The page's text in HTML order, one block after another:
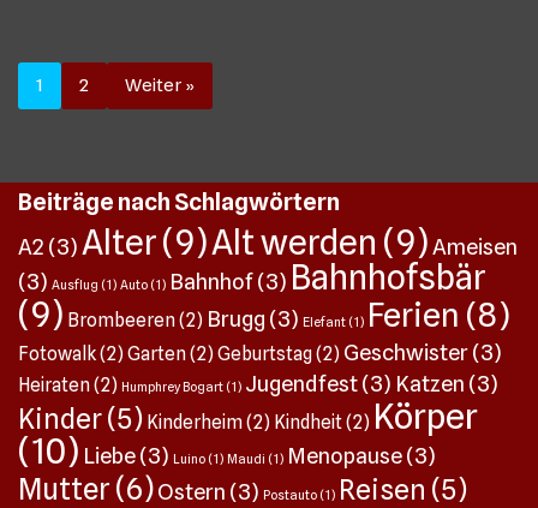
1 2 Weiter »
Beiträge nach Schlagwörtern
A2 (3)Alter(9)Alt werden (9)Ameisen
(3) Ausflug (1) Auto (1) Bahnhof(3) Bahnhofsbär
(9) Brombeeren(2) Brugg (3) Elefant (1) Ferien (8)
Fotowalk(2)Garten(2)Geburtstag(2) Geschwister(3)
Heiraten(2) Humphrey Bogart (1) Jugendfest(3) Katzen (3)
Kinder(5) Kinderheim(2) Kindheit(2) Körper
(10) Liebe(3) Luino (1) Maudi (1) Menopause(3)
Mutter (6)Ostern (3) Postauto (1) Reisen (5)